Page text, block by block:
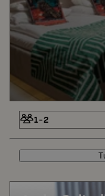
1-2